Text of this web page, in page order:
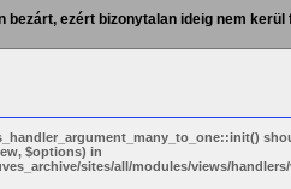
bezárt, ezért bizonytalan ideig nem
$options) in
sites/all/modules/views/